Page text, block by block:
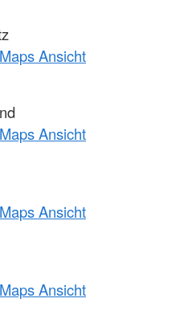
Ansicht
Ansicht
Ansicht
Ansicht